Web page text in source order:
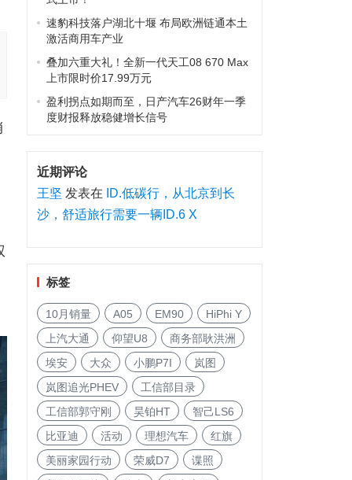
速豹科技落户湖北十堰 布局欧洲链通本土
激活商用车产业
叠加六重大礼！全新一代天工08 670 Max
上市限时价17.99万元
盈利拐点如期而至，日产汽车26财年一季
度财报释放稳健增长信号
近期评论
王坚 发表在
ID.低碳行，从北京到长
沙，舒适旅行需要一辆ID.6 X
标签
10月销量 A05 EM90
HiPhi Y
上汽大通
仰望U8
商务部耿洪洲
埃安
大众 小鹏P7I
岚图
岚图追光PHEV
工信部目录
工信部郭守刚
昊铂HT
智己LS6
比亚迪
活动 理想汽车
红旗
美丽家园行动
荣威D7
谍照